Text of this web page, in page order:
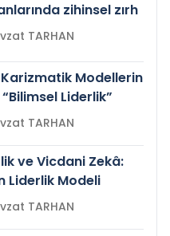
zihinsel zırh
Prof.Dr. Nevzat TARHAN
Modellerin
Liderlik”
Prof.Dr. Nevzat TARHAN
ve Vicdani Zekâ:
Liderlik Modeli
Prof.Dr. Nevzat TARHAN